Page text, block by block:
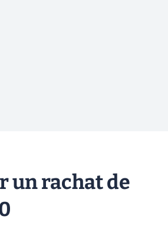
un rachat de